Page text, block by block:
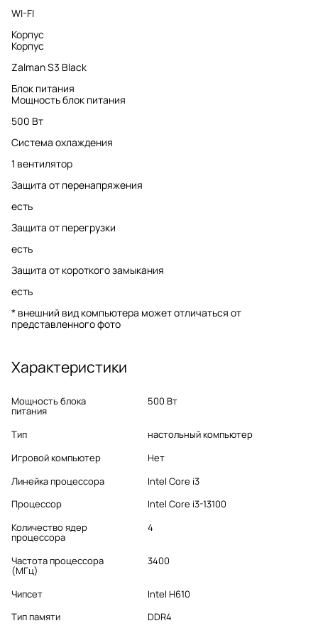
WI-FI
Корпус
Корпус
Zalman S3 Black
Блок питания
Мощность блок питания
500 Вт
Система охлаждения
1 вентилятор
Защита от перенапряжения
есть
Защита от перегрузки
есть
Защита от короткого замыкания
есть
* внешний вид компьютера может отличаться от
представленного фото
Характеристики
Мощность блока
питания
500 Вт
Тип
настольный компьютер
Игровой компьютер
Нет
Линейка процессора
Intel Core i3
Процессор
Intel Core i3-13100
Количество ядер
процессора
4
Частота процессора
(МГц)
3400
Чипсет
Intel H610
Тип памяти
DDR4